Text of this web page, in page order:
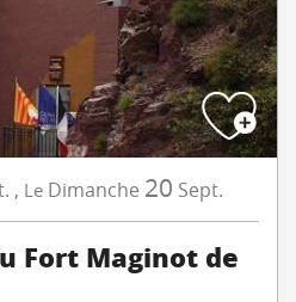
, Le Dimanche 20 Sept.
Fort Maginot de